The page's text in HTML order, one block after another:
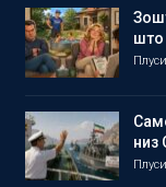
што
низ